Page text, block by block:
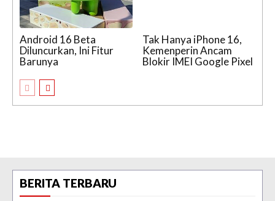
Android 16 Beta
Diluncurkan, Ini Fitur
Barunya
Tak Hanya iPhone 16,
Kemenperin Ancam
Blokir IMEI Google Pixel
BERITA TERBARU